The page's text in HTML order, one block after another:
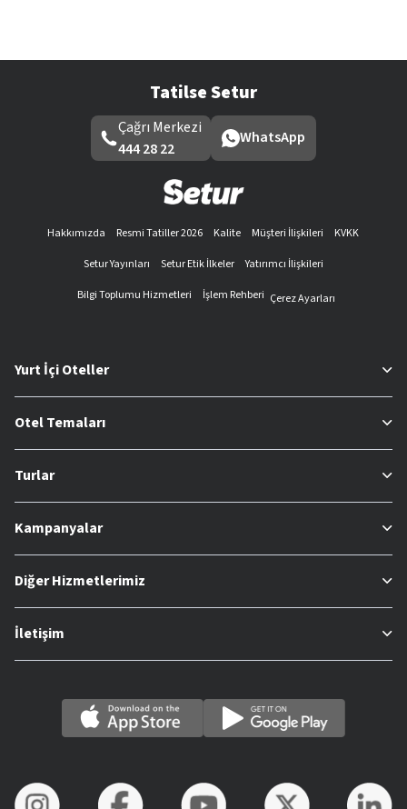
Tatilse Setur
Çağrı Merkezi
444 28 22
WhatsApp
Hakkımızda Resmi Tatiller 2026 Kalite Müşteri İlişkileri
KVKK
Setur Yayınları
Setur Etik İlkeler
Yatırımcı İlişkileri
Bilgi Toplumu Hizmetleri
İşlem Rehberi Çerez Ayarları
Yurt İçi Oteller
Otel Temaları
Turlar
Kampanyalar
Diğer Hizmetlerimiz
İletişim